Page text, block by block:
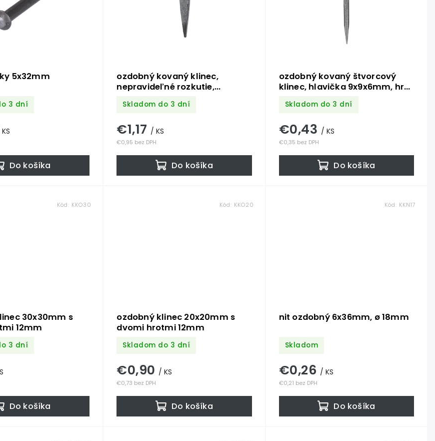
5x32mm
3 dní
Do košíka
ozdobný kovaný klinec,
nepravideľné rozkutie,
5x5x30mm, bez povrchovej
Skladom do 3 dní
€0,95 bez DPH
€1,17/ KS
Do košíka
ozdobný kovaný štvorcový
klinec, hlavička 9x9x6mm, hrot
úpravy
Skladom do 3 dní
€0,35 bez DPH
€0,43 / KS
Do košíka
30x30mm s
12mm
3 dní
Do košíka
Kód: KKO30
ozdobný klinec 20x20mm s
dvomi hrotmi 12mm
Skladom do 3 dní
€0,73 bez DPH
€0,90/ KS
Do košíka
Kód: KKO20
nit ozdobný 6x36mm, ø 18mm
Skladom
€0,21 bez DPH
€0,26 / KS
Do košíka
Kód: KKN17